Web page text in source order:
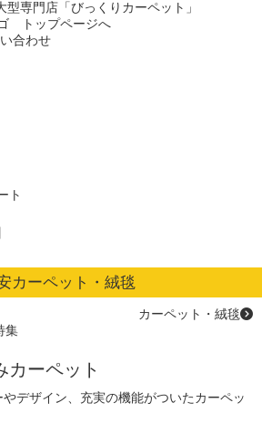
専門店「びっくりカーペット」
合わせ
ト
カーペット・絨毯
カーペット・絨毯
カーペット
デザイン、充実の機能がついたカーペッ